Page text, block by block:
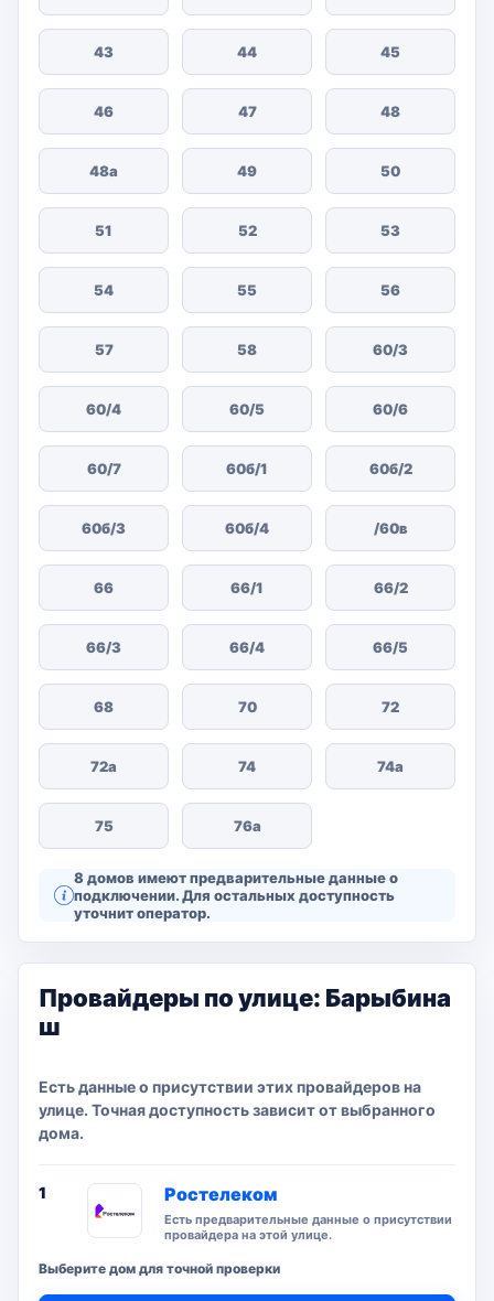
43 44 45
46 47 48
48а 49 50
51 52 53
54 55 56
57 58 60/3
60/4 60/5 60/6
60/7 60б/1 60б/2
60б/3 60б/4 /60в
66 66/1 66/2
66/3 66/4 66/5
68 70 72
72а 74 74а
75 76а
8 домов имеют предварительные данные о
подключении. Для остальных доступность
уточнит оператор.
Провайдеры по улице: Барыбина
ш
Есть данные о присутствии этих провайдеров на
улице. Точная доступность зависит от выбранного
дома.
1 Ростелеком
Есть предварительные данные о присутствии
провайдера на этой улице.
Выберите дом для точной проверки